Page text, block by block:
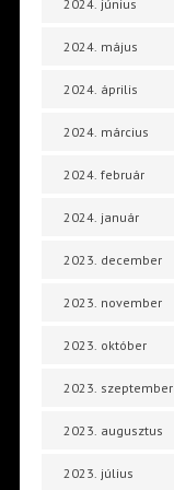
2024. június
2024. május
2024. április
2024. március
2024. február
2024. január
2023. december
2023. november
2023. október
2023. szeptember
2023. augusztus
2023. július